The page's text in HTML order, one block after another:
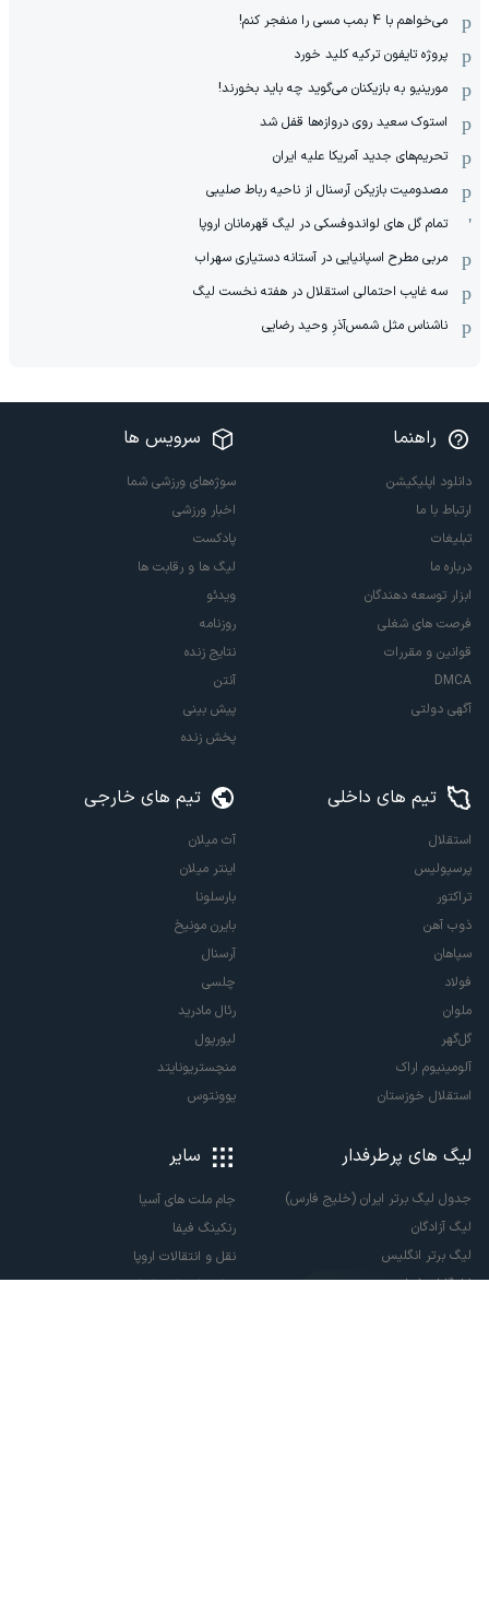
می‌خواهم با 4 بمب مسی را منفجر کنم!
پروژه تایفون ترکیه کلید خورد
مورینیو به بازیکنان می‌گوید چه باید بخورند!
استوک سعید روی دروازه‌ها قفل شد
تحریم‌های جدید آمریکا علیه ایران
مصدومیت بازیکن آرسنال از ناحیه رباط صلیبی
تمام گل های لواندوفسکی در لیگ قهرمانان اروپا
مربی مطرح اسپانیایی در آستانه دستیاری سهراب
سه غایب احتمالی استقلال در هفته نخست لیگ
ناشناس مثل شمس‌آذرِ وحید رضایی
راهنما
دانلود اپلیکیشن
ارتباط با ما
تبلیغات
درباره ما
ابزار توسعه دهندگان
فرصت های شغلی
قوانین و مقررات
DMCA
آگهی دولتی
سرویس ها
سوژه‌های ورزشی شما
اخبار ورزشی
پادکست
لیگ ها و رقابت ها
ویدئو
روزنامه
نتایج زنده
آنتن
پیش بینی
پخش زنده
تیم های داخلی
استقلال
پرسپولیس
تراکتور
ذوب آهن
سپاهان
فولاد
ملوان
گل‌گهر
آلومینیوم اراک
استقلال خوزستان
تیم های خارجی
آث میلان
اینتر میلان
بارسلونا
بایرن مونیخ
آرسنال
چلسی
رئال مادرید
لیورپول
منچستریونایتد
یوونتوس
لیگ های پرطرفدار
جدول لیگ برتر ایران (خلیج فارس)
لیگ آزادگان
لیگ برتر انگلیس
لالیگا اسپانیا
سایر
جام ملت های آسیا
رنکینگ فیفا
نقل و انتقالات اروپا
نقل و انتقالات ایران